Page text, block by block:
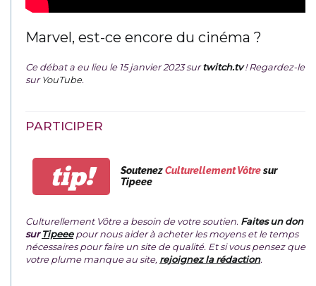
Marvel, est-ce encore du cinéma ?
Ce débat a eu lieu le 15 janvier 2023 surtwitch.tv ! Regardez-le
surYouTube.
PARTICIPER
tip! SoutenezCulturellement Vôtresur
Tipeee
Culturellement Vôtre a besoin de votre soutien. Faites un don
surTipeeepour nous aider à acheter les moyens et le temps
nécessaires pour faire un site de qualité. Et si vous pensez que
votre plume manque au site, rejoignez la rédaction.